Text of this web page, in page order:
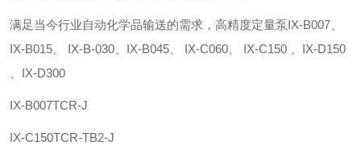
满足当今行业自动化学品输送的需求，高精度定量泵IX-B007、
IX-B015、 IX-B-030、IX-B045、 IX-C060、 IX-C150 、IX-D150
、IX-D300
IX-B007TCR-J
IX-C150TCR-TB2-J